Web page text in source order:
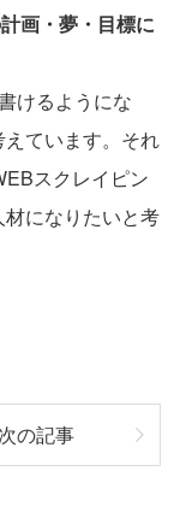
画・夢・目標に
けるようにな
ています。それ
スクレイピン
になりたいと考
次の記事